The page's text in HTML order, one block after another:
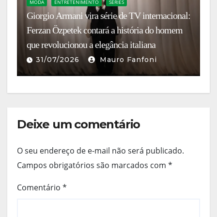
MODA ENTRETENIMENTO SÉRIES
Giorgio Armani vira série de TV internacional:
Ferzan Özpetek contará a história do homem
que revolucionou a elegância italiana
31/07/2026 Mauro Fanfoni
Deixe um comentário
O seu endereço de e-mail não será publicado.
Campos obrigatórios são marcados com *
Comentário *